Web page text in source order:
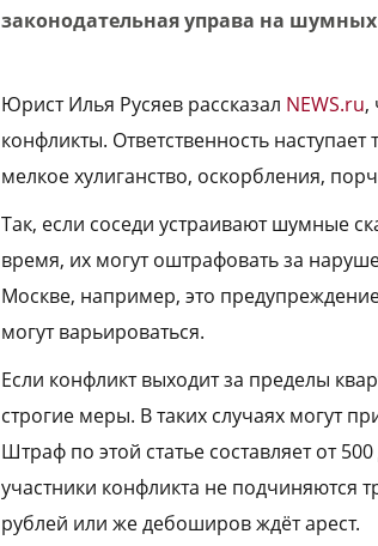
законодательная управа на шумных
Юрист Илья Русяев рассказал NEWS.ru,
конфликты. Ответственность
мелкое хулиганство, оскорбления,
Так, если соседи устраивают шумные
время, их могут оштрафовать за
Москве, например, это
могут варьироваться.
Если конфликт выходит за пределы
строгие меры. В таких случаях могут
Штраф по этой статье составляет от
участники конфликта не
рублей или же дебоширов ждёт арест.